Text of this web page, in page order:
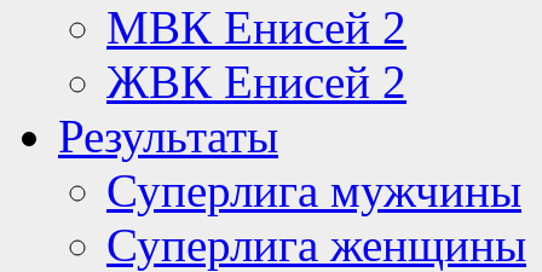
МВК Енисей 2
ЖВК Енисей 2
Результаты
Суперлига мужчины
Суперлига женщины